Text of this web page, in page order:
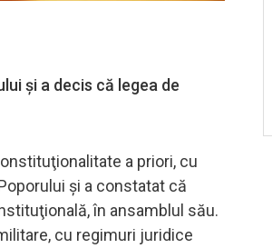
şi a decis că legea de
a priori, cu
şi a constatat că
în ansamblul său.
cu regimuri juridice